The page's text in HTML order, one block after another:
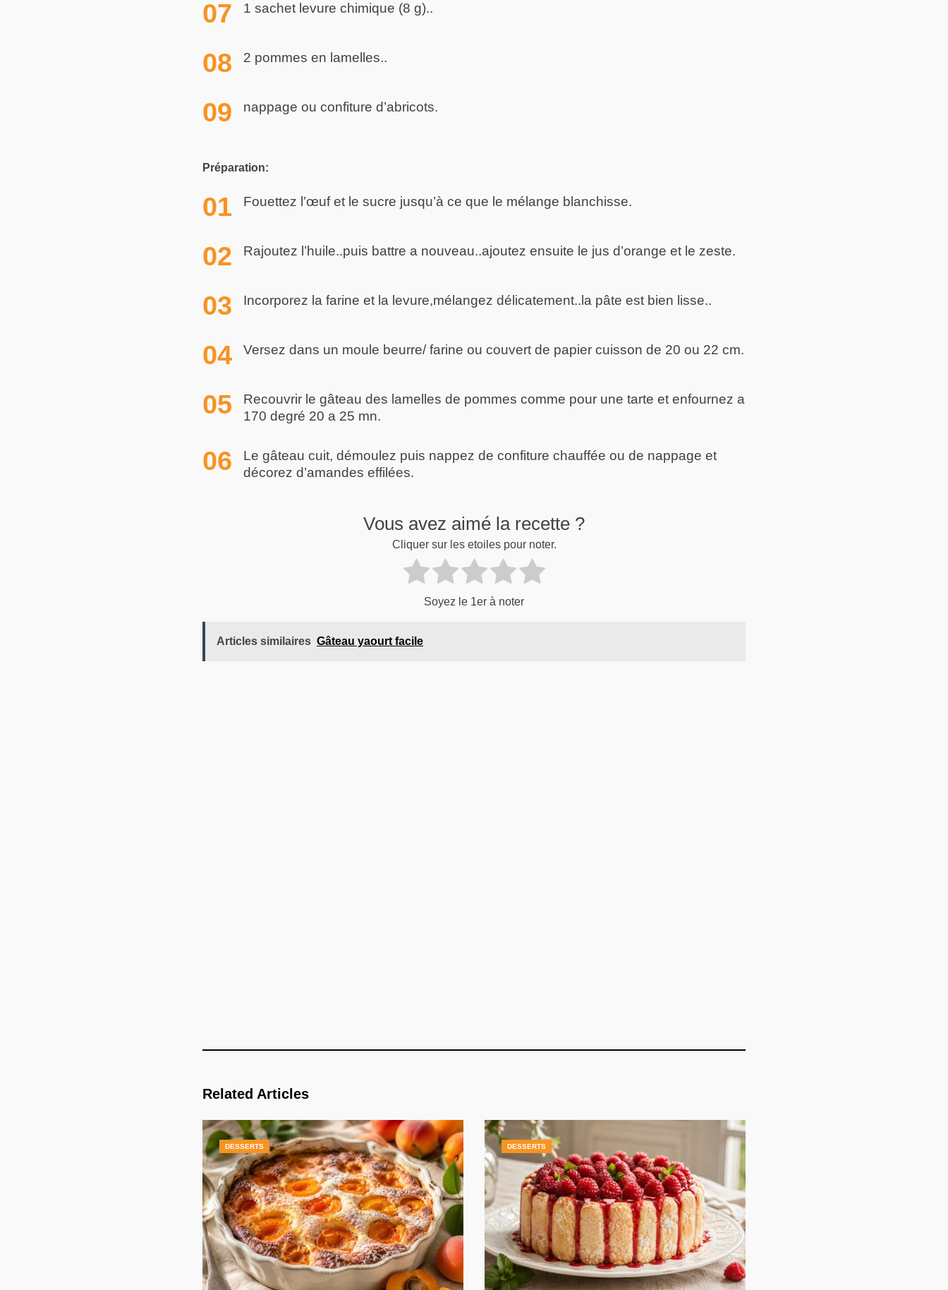
1 sachet levure chimique (8 g)..
2 pommes en lamelles..
nappage ou confiture d’abricots.
Préparation:
Fouettez l’œuf et le sucre jusqu’à ce que le mélange blanchisse.
Rajoutez l’huile..puis battre a nouveau..ajoutez ensuite le jus d’orange et le zeste.
Incorporez la farine et la levure,mélangez délicatement..la pâte est bien lisse..
Versez dans un moule beurre/ farine ou couvert de papier cuisson de 20 ou 22 cm.
Recouvrir le gâteau des lamelles de pommes comme pour une tarte et enfournez a
170 degré 20 a 25 mn.
Le gâteau cuit, démoulez puis nappez de confiture chauffée ou de nappage et
décorez d’amandes effilées.
Vous avez aimé la recette ?
Cliquer sur les etoiles pour noter.
Soyez le 1er à noter
Articles similaires Gâteau yaourt facile
Related Articles
DESSERTS DESSERTS